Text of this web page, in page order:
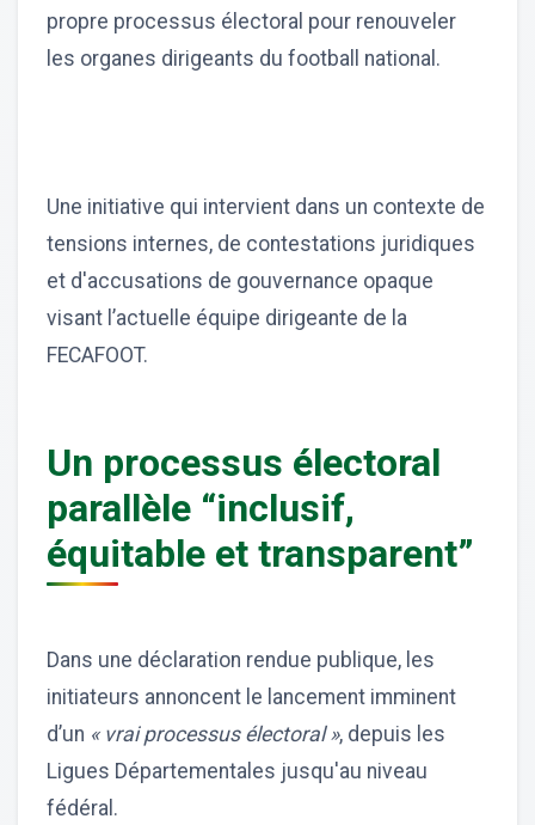
propre processus électoral pour renouveler
les organes dirigeants du football national.
Une initiative qui intervient dans un contexte de
tensions internes, de contestations juridiques
et d'accusations de gouvernance opaque
visant l’actuelle équipe dirigeante de la
FECAFOOT.
Un processus électoral
parallèle “inclusif,
équitable et transparent”
Dans une déclaration rendue publique, les
initiateurs annoncent le lancement imminent
d’un « vrai processus électoral », depuis les
Ligues Départementales jusqu'au niveau
fédéral.